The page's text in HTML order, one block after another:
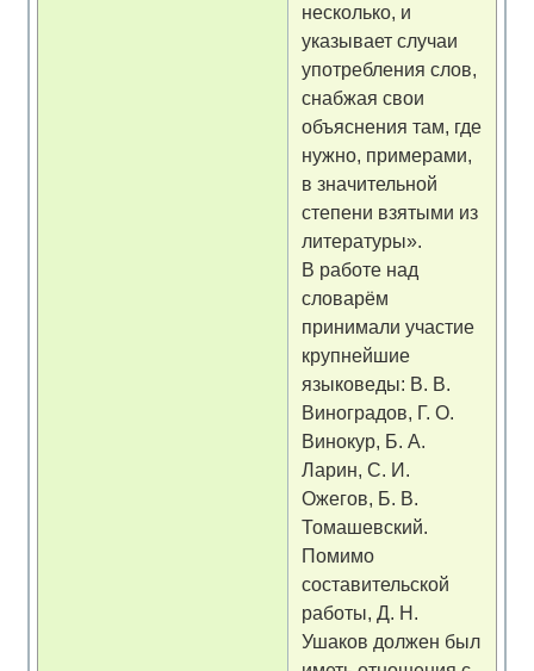
несколько, и
указывает случаи
употребления слов,
снабжая свои
объяснения там, где
нужно, примерами,
в значительной
степени взятыми из
литературы».
В работе над
словарём
принимали участие
крупнейшие
языковеды: В. В.
Виноградов, Г. О.
Винокур, Б. А.
Ларин, С. И.
Ожегов, Б. В.
Томашевский.
Помимо
составительской
работы, Д. Н.
Ушаков должен был